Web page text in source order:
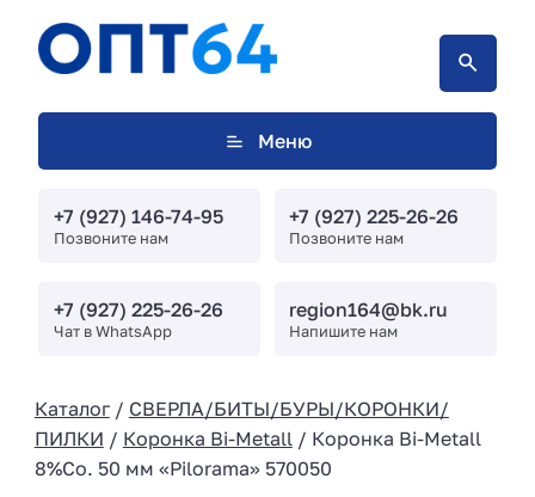
Меню
+7 (927) 146-74-95
Позвоните нам
+7 (927) 225-26-26
Позвоните нам
+7 (927) 225-26-26
Чат в WhatsApp
region164@bk.ru
Напишите нам
Каталог/ СВЕРЛА/БИТЫ/БУРЫ/КОРОНКИ/
ПИЛКИ / Коронка Bi-Metall/ Коронка Bi-Metall
8%Co. 50 мм «Pilorama» 570050